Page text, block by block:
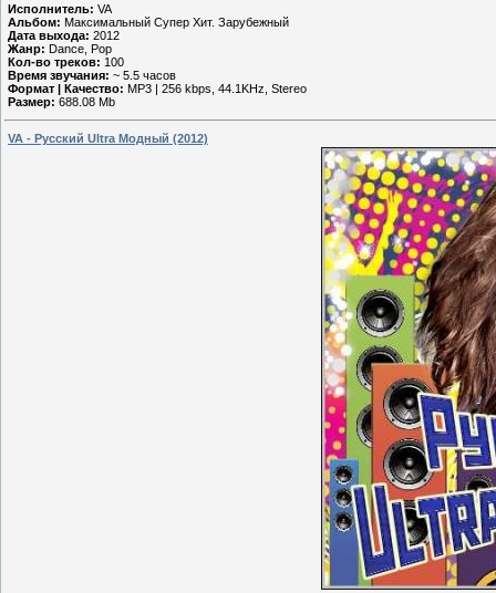
Исполнитель: VA
Альбом: Максимальный Супер Хит. Зарубежный
Дата выхода: 2012
Жанр: Dance, Pop
Кол-во треков: 100
Время звучания: ~ 5.5 часов
Формат | Качество: MP3 | 256 kbps, 44.1KHz, Stereo
Размер: 688.08 Mb
VA - Русский Ultra Модный (2012)